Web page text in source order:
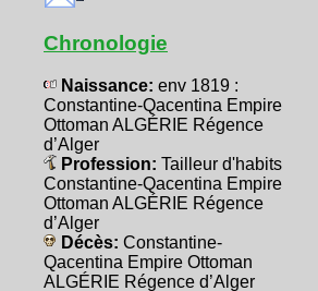
Chronologie
Naissance: env 1819 :
Constantine-Qacentina Empire
Ottoman ALGÉRIE Régence
d’Alger
Profession: Tailleur d'habits
Constantine-Qacentina Empire
Ottoman ALGÉRIE Régence
d’Alger
Décès: Constantine-
Qacentina Empire Ottoman
ALGÉRIE Régence d’Alger